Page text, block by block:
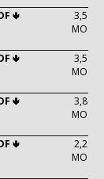
🢃
3,5
MO
🢃
3,5
MO
🢃
3,8
MO
🢃
2,2
MO